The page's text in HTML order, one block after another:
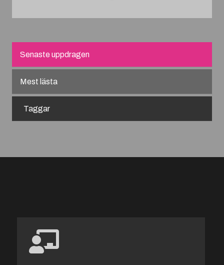
Senaste uppdragen
Mest lästa
Taggar